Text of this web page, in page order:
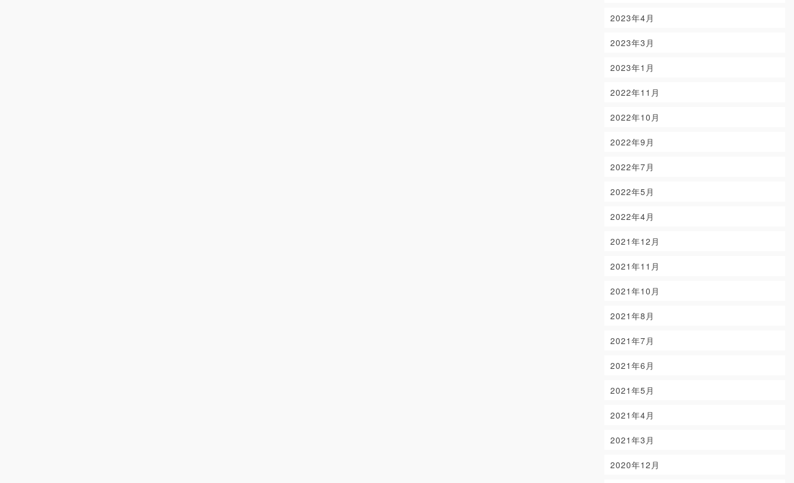
2023年4月
2023年3月
2023年1月
2022年11月
2022年10月
2022年9月
2022年7月
2022年5月
2022年4月
2021年12月
2021年11月
2021年10月
2021年8月
2021年7月
2021年6月
2021年5月
2021年4月
2021年3月
2020年12月